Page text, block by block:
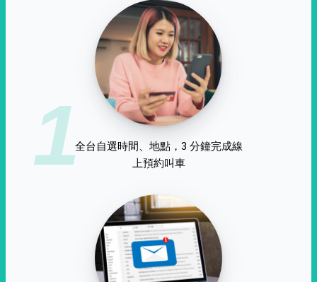
1全台自選時間、地點，3 分鐘完成線
上預約叫車